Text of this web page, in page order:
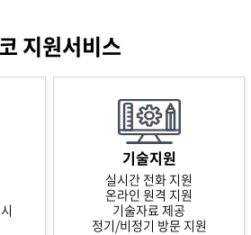
지원서비스
기술지원
실시간 전화 지원
온라인 원격 지원
기술자료 제공
정기/비정기 방문 지원